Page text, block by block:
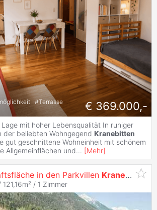
#Terrasse
€ 369.000,-
mit hoher Lebensqualität In ruhiger
der beliebten Wohngegend Kranebitten
gut geschnittene Wohneinheit mit schönem
Allgemeinflächen und... [Mehr]
in den Parkvillen Kranebitten
121,16m² / 1 Zimmer